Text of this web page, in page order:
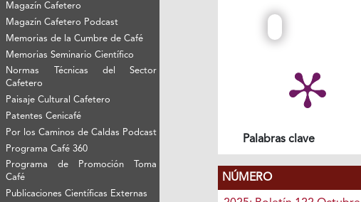
Magazín Cafetero
Magazín Cafetero Podcast
Memorias de la Cumbre de Café
Memorias Seminario Científico
Normas Técnicas del Sector
Cafetero
Paisaje Cultural Cafetero
Patentes Cenicafé
Por los Caminos de Caldas Podcast
Programa Café 360
Programa de Promoción Toma
Café
Publicaciones Científicas Externas
Palabras clave
NÚMERO